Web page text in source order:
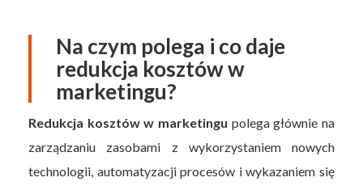
Na czym polega i co daje
redukcja kosztów w
marketingu?
Redukcja kosztów w marketingu polega głównie na
zarządzaniu zasobami z wykorzystaniem nowych
technologii, automatyzacji procesów i wykazaniem się